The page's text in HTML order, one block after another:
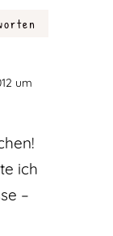
um
ich
–